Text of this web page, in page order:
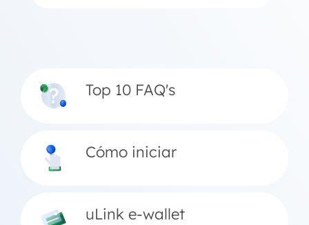
Top 10 FAQ's
Cómo iniciar
uLink e-wallet